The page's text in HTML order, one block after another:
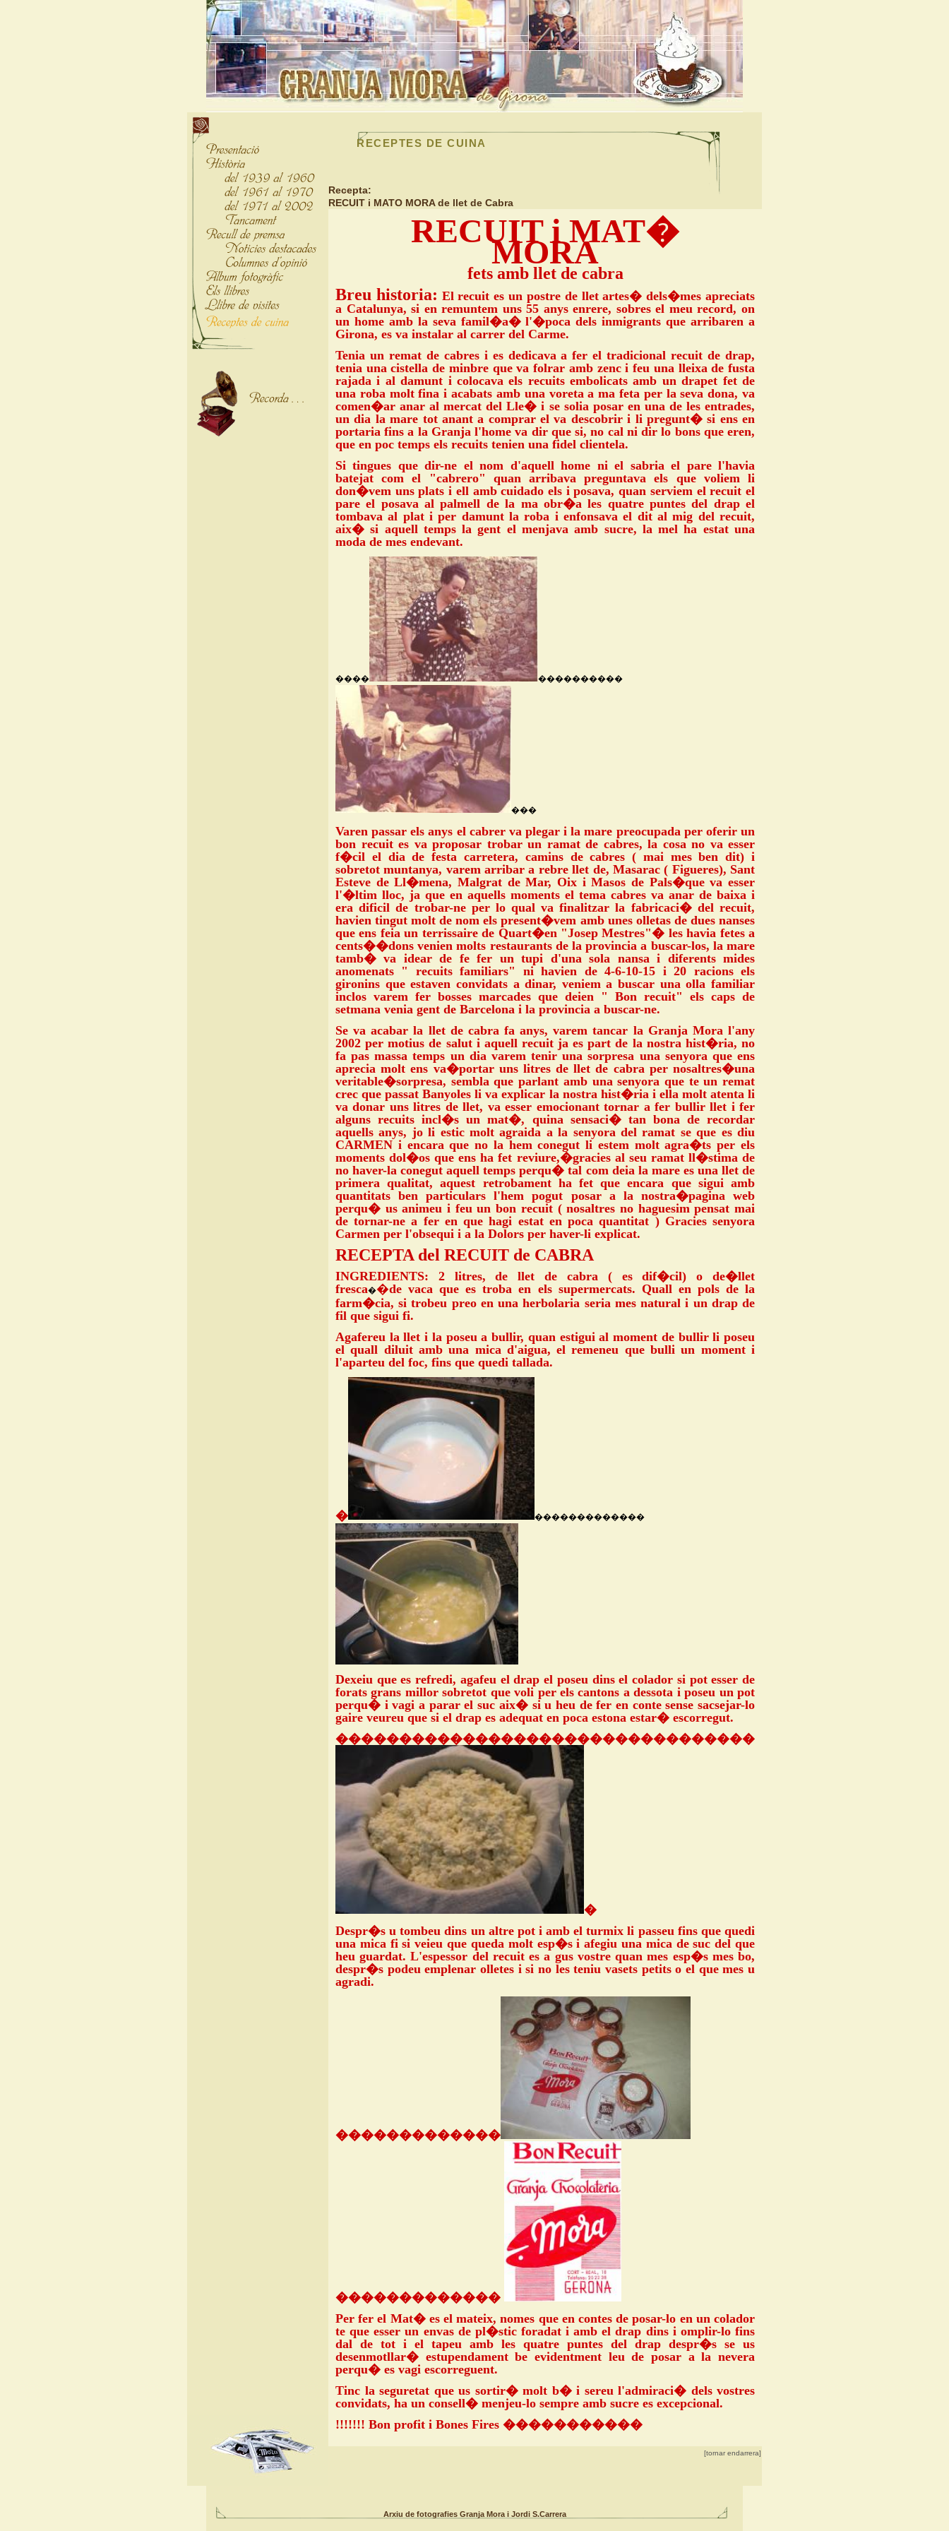
RECEPTES DE CUINA
Recepta:
RECUIT i MATO MORA de llet de Cabra
RECUIT i MAT�
MORA
fets amb llet de cabra
Breu historia: El recuit es un postre de llet artes� dels�mes apreciats
a Catalunya, si en remuntem uns 55 anys enrere, sobres el meu record, on
un home amb la seva famil�a� l'�poca dels inmigrants que arribaren a
Girona, es va instalar al carrer del Carme.
Tenia un remat de cabres i es dedicava a fer el tradicional recuit de drap,
tenia una cistella de minbre que va folrar amb zenc i feu una lleixa de fusta
rajada i al damunt i colocava els recuits embolicats amb un drapet fet de
una roba molt fina i acabats amb una voreta a ma feta per la seva dona, va
comen�ar anar al mercat del Lle� i se solia posar en una de les entrades,
un dia la mare tot anant a comprar el va descobrir i li pregunt� si ens en
portaria fins a la Granja l'home va dir que si, no cal ni dir lo bons que eren,
que en poc temps els recuits tenien una fidel clientela.
Si tingues que dir-ne el nom d'aquell home ni el sabria el pare l'havia
batejat com el "cabrero" quan arribava preguntava els que voliem li
don�vem uns plats i ell amb cuidado els i posava, quan serviem el recuit el
pare el posava al palmell de la ma obr�a les quatre puntes del drap el
tombava al plat i per damunt la roba i enfonsava el dit al mig del recuit,
aix� si aquell temps la gent el menjava amb sucre, la mel ha estat una
moda de mes endevant.
���� ����������
���
Varen passar els anys el cabrer va plegar i la mare preocupada per oferir un
bon recuit es va proposar trobar un ramat de cabres, la cosa no va esser
f�cil el dia de festa carretera, camins de cabres ( mai mes ben dit) i
sobretot muntanya, varem arribar a rebre llet de, Masarac ( Figueres), Sant
Esteve de Ll�mena, Malgrat de Mar, Oix i Masos de Pals�que va esser
l'�ltim lloc, ja que en aquells moments el tema cabres va anar de baixa i
era dificil de trobar-ne per lo qual va finalitzar la fabricaci� del recuit,
havien tingut molt de nom els present�vem amb unes olletas de dues nanses
que ens feia un terrissaire de Quart�en "Josep Mestres"� les havia fetes a
cents��dons venien molts restaurants de la provincia a buscar-los, la mare
tamb� va idear de fe fer un tupi d'una sola nansa i diferents mides
anomenats " recuits familiars" ni havien de 4-6-10-15 i 20 racions els
gironins que estaven convidats a dinar, veniem a buscar una olla familiar
inclos varem fer bosses marcades que deien " Bon recuit" els caps de
setmana venia gent de Barcelona i la provincia a buscar-ne.
Se va acabar la llet de cabra fa anys, varem tancar la Granja Mora l'any
2002 per motius de salut i aquell recuit ja es part de la nostra hist�ria, no
fa pas massa temps un dia varem tenir una sorpresa una senyora que ens
aprecia molt ens va�portar uns litres de llet de cabra per nosaltres�una
veritable�sorpresa, sembla que parlant amb una senyora que te un remat
crec que passat Banyoles li va explicar la nostra hist�ria i ella molt atenta li
va donar uns litres de llet, va esser emocionant tornar a fer bullir llet i fer
alguns recuits incl�s un mat�, quina sensaci� tan bona de recordar
aquells anys, jo li estic molt agraida a la senyora del ramat se que es diu
CARMEN i encara que no la hem conegut li estem molt agra�ts per els
moments dol�os que ens ha fet reviure,�gracies al seu ramat ll�stima de
no haver-la conegut aquell temps perqu� tal com deia la mare es una llet de
primera qualitat, aquest retrobament ha fet que encara que sigui amb
quantitats ben particulars l'hem pogut posar a la nostra�pagina web
perqu� us animeu i feu un bon recuit ( nosaltres no haguesim pensat mai
de tornar-ne a fer en que hagi estat en poca quantitat ) Gracies senyora
Carmen per l'obsequi i a la Dolors per haver-li explicat.
RECEPTA del RECUIT de CABRA
INGREDIENTS: 2 litres, de llet de cabra ( es dif�cil) o de�llet
fresca��de vaca que es troba en els supermercats. Quall en pols de la
farm�cia, si trobeu preo en una herbolaria seria mes natural i un drap de
fil que sigui fi.
Agafereu la llet i la poseu a bullir, quan estigui al moment de bullir li poseu
el quall diluit amb una mica d'aigua, el remeneu que bulli un moment i
l'aparteu del foc, fins que quedi tallada.
� �������������
Dexeiu que es refredi, agafeu el drap el poseu dins el colador si pot esser de
forats grans millor sobretot que voli per els cantons a dessota i poseu un pot
perqu� i vagi a parar el suc aix� si u heu de fer en conte sense sacsejar-lo
gaire veureu que si el drap es adequat en poca estona estar� escorregut.
���������������������������������
�
Despr�s u tombeu dins un altre pot i amb el turmix li passeu fins que quedi
una mica fi si veieu que queda molt esp�s i afegiu una mica de suc del que
heu guardat. L'espessor del recuit es a gus vostre quan mes esp�s mes bo,
despr�s podeu emplenar olletes i si no les teniu vasets petits o el que mes u
agradi.
�������������
�������������
Per fer el Mat� es el mateix, nomes que en contes de posar-lo en un colador
te que esser un envas de pl�stic foradat i amb el drap dins i omplir-lo fins
dal de tot i el tapeu amb les quatre puntes del drap despr�s se us
desenmotllar� estupendament be evidentment leu de posar a la nevera
perqu� es vagi escorreguent.
Tinc la seguretat que us sortir� molt b� i sereu l'admiraci� dels vostres
convidats, ha un consell� menjeu-lo sempre amb sucre es excepcional.
!!!!!!! Bon profit i Bones Fires �����������
[tornar endarrera]
Arxiu de fotografies Granja Mora i Jordi S.Carrera